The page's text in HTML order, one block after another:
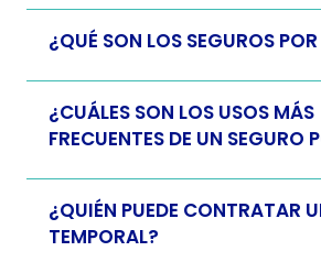
¿QUÉ SON LOS SEGUROS
¿CUÁLES SON LOS USOS MÁS
FRECUENTES DE UN SEGURO
¿QUIÉN PUEDE CONTRATAR
TEMPORAL?